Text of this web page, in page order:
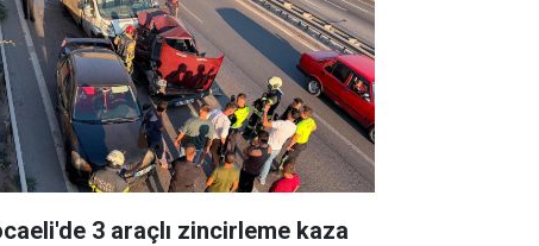
3 araçlı zincirleme kaza